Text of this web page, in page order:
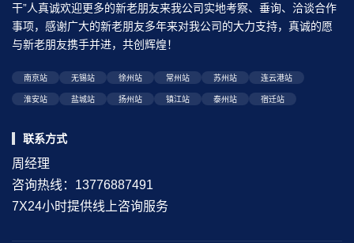
干”人真诚欢迎更多的新老朋友来我公司实地考察、垂询、洽谈合作
事项，感谢广大的新老朋友多年来对我公司的大力支持，真诚的愿
与新老朋友携手并进，共创辉煌！
南京站 无锡站 徐州站 常州站 苏州站 连云港站
淮安站 盐城站 扬州站 镇江站 泰州站 宿迁站
联系方式
周经理
咨询热线：13776887491
7X24小时提供线上咨询服务